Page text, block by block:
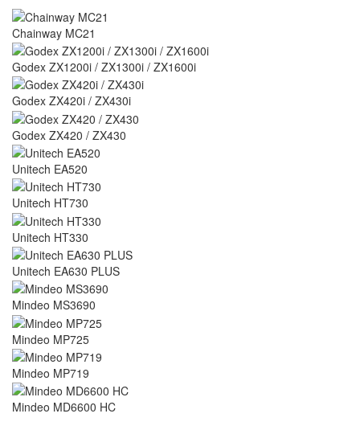
Chainway MC21
Godex ZX1200i / ZX1300i / ZX1600i
Godex ZX420i / ZX430i
Godex ZX420 / ZX430
Unitech EA520
Unitech HT730
Unitech HT330
Unitech EA630 PLUS
Mindeo MS3690
Mindeo MP725
Mindeo MP719
Mindeo MD6600 HC